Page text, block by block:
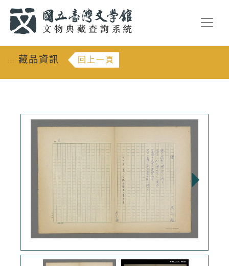
::: 藏品資訊 回上一頁